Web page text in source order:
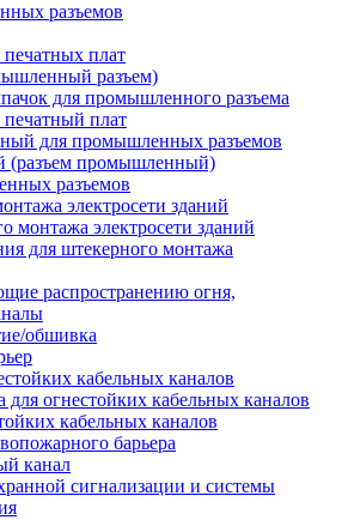
разъемов
плат
разъем)
для промышленного разъема
плат
для промышленных разъемов
(разъем промышленный)
разъемов
электросети зданий
монтажа электросети зданий
для штекерного монтажа
распространению огня,
обшивка
кабельных каналов
огнестойких кабельных каналов
кабельных каналов
барьера
канал
сигнализации и системы